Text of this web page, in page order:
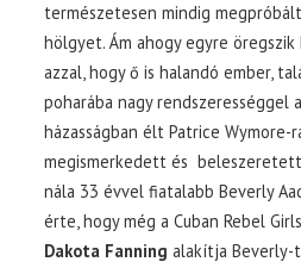
természetesen mindig
hölgyet. Ám ahogy egyre
azzal, hogy ő is halandó ember,
poharába nagy rendszerességgel
házasságban élt Patrice Wymore-
megismerkedett és
nála 33 évvel fiatalabb Beverly
érte, hogy még a Cuban Rebel
Dakota Fanning alakítja Beverly-